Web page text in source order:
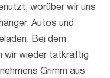
worüber wir uns
Autos und
Bei dem
wir wieder tatkräftig
Grimm aus